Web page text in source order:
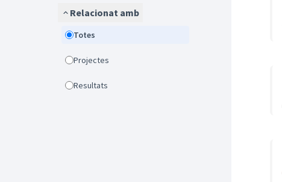
Relacionat amb
Totes
Projectes
Resultats